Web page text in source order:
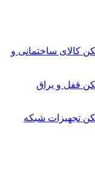
کالای ساختمانی و
قفل و یراق
تجهیزات شبکه